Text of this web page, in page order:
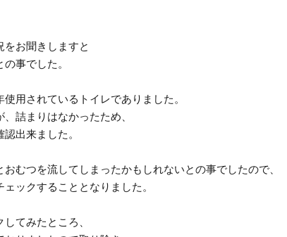
をお聞きしますと
事でした。
用されているトイレでありました。
詰まりはなかったため、
出来ました。
むつを流してしまったかもしれないとの事でしたので、
ックすることとなりました。
てみたところ、